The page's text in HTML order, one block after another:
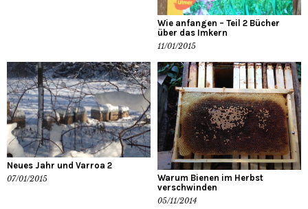
Wie anfangen – Teil 2 Bücher
über das Imkern
11/01/2015
Neues Jahr und Varroa 2
07/01/2015
Warum Bienen im Herbst
verschwinden
05/11/2014